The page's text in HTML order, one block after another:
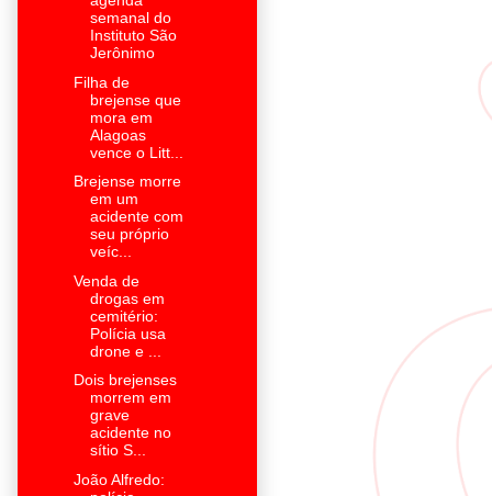
semanal do
Instituto São
Jerônimo
Filha de
brejense que
mora em
Alagoas
vence o Litt...
Brejense morre
em um
acidente com
seu próprio
veíc...
Venda de
drogas em
cemitério:
Polícia usa
drone e ...
Dois brejenses
morrem em
grave
acidente no
sítio S...
João Alfredo: